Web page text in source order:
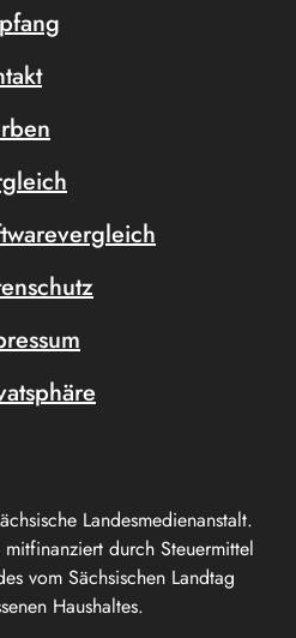
Landesmedienanstalt.
durch Steuermittel
vom Sächsischen Landtag
Haushaltes.